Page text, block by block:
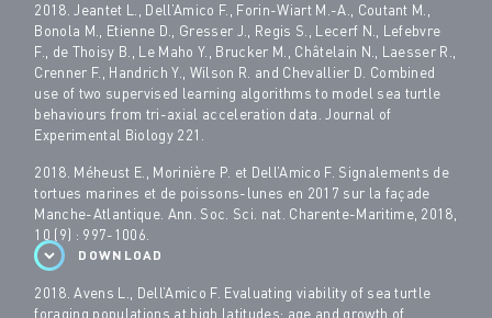
2018. Jeantet L., Dell’Amico F., Forin-Wiart M.-A., Coutant M.,
Bonola M., Etienne D., Gresser J., Regis S., Lecerf N., Lefebvre
F., de Thoisy B., Le Maho Y., Brucker M., Châtelain N., Laesser R.,
Crenner F., Handrich Y., Wilson R. and Chevallier D. Combined
use of two supervised learning algorithms to model sea turtle
behaviours from tri-axial acceleration data. Journal of
Experimental Biology 221.
2018. Méheust E., Morinière P. et Dell’Amico F. Signalements de
tortues marines et de poissons-lunes en 2017 sur la façade
Manche-Atlantique. Ann. Soc. Sci. nat. Charente-Maritime, 2018,
10 (9) : 997-1006.
DOWNLOAD
2018. Avens L., Dell’Amico F. Evaluating viability of sea turtle